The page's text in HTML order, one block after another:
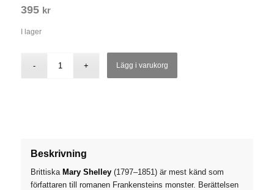
395 kr
I lager
Lägg i varukorg
Beskrivning
Brittiska Mary Shelley(1797–1851) är mest känd som
författaren till romanen Frankensteins monster. Berättelsen